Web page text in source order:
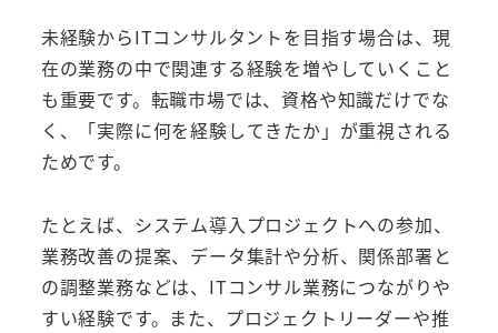
未経験からITコンサルタントを目指す場合は、現
在の業務の中で関連する経験を増やしていくこと
も重要です。転職市場では、資格や知識だけでな
く、「実際に何を経験してきたか」が重視される
ためです。
たとえば、システム導入プロジェクトへの参加、
業務改善の提案、データ集計や分析、関係部署と
の調整業務などは、ITコンサル業務につながりや
すい経験です。また、プロジェクトリーダーや推